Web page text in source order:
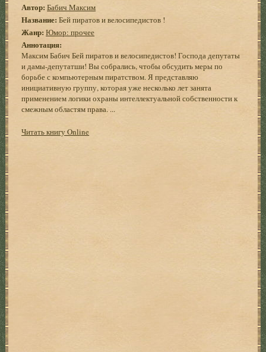
Автор: Бабич Максим
Название: Бей пиратов и велосипедистов !
Жанр: Юмор: прочее
Аннотация:
Максим Бабич Бей пиратов и велосипедистов! Господа депутаты
и дамы-депутатши! Вы собрались, чтобы обсудить меры по
борьбе с компьютерным пиратством. Я представляю
инициативную группу, которая уже несколько лет занята
применением логики охраны интеллектуальной собственности к
смежным областям права. ...
Читать книгу Online